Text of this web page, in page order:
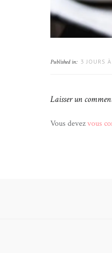
Published in: 3 JOURS
Laisser un
Vous devezvous